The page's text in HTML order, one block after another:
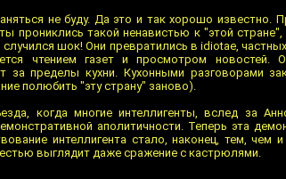
не буду. Да это и так хорошо известно.
прониклись такой ненавистью к "этой
шок! Они превратились в idiotae,
чтением газет и просмотром новостей.
за пределы кухни. Кухонными разговорами
полюбить "эту страну" заново).
когда многие интеллигенты, вслед за
аполитичности. Теперь эта
интеллигента стало, наконец, тем, чем
выглядит даже сражение с кастрюлями.